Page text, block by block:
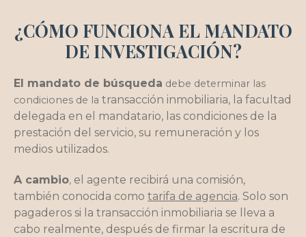
¿CÓMO FUNCIONA EL MANDATO
DE INVESTIGACIÓN?
El mandato de búsqueda debe determinar las
condiciones de la transacción inmobiliaria, la facultad
delegada en el mandatario, las condiciones de la
prestación del servicio, su remuneración y los
medios utilizados.
A cambio, el agente recibirá una comisión,
también conocida como tarifa de agencia. Solo son
pagaderos si la transacción inmobiliaria se lleva a
cabo realmente, después de firmar la escritura de